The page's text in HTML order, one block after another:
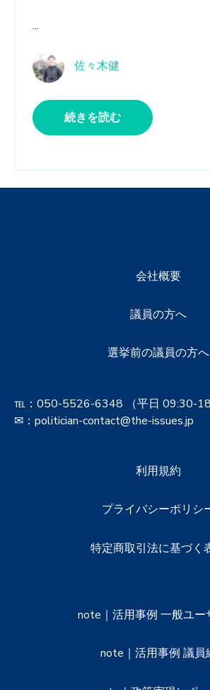
...
佐々木健
続きを読む
会社概要
議員の方へ
選挙前の議員の方へ
℡： 050-5526-6348 （平日 09:30-
✉：politician-contact@the-issues.jp
利用規約
プライバシーポリシ
特定商取引法に基づく
note｜活用事例 一般ユー
note｜活用事例 議員